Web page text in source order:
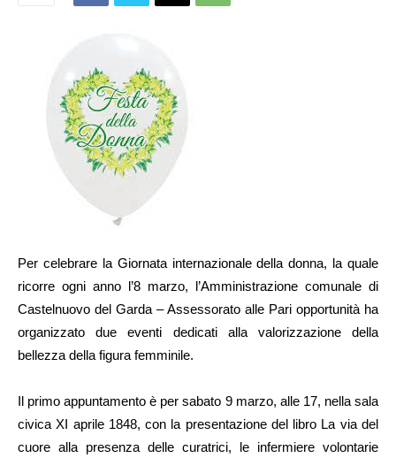
Per celebrare la Giornata internazionale della donna, la quale
ricorre ogni anno l’8 marzo, l’Amministrazione comunale di
Castelnuovo del Garda – Assessorato alle Pari opportunità ha
organizzato due eventi dedicati alla valorizzazione della
bellezza della figura femminile.
Il primo appuntamento è per sabato 9 marzo, alle 17, nella sala
civica XI aprile 1848, con la presentazione del libro La via del
cuore alla presenza delle curatrici, le infermiere volontarie